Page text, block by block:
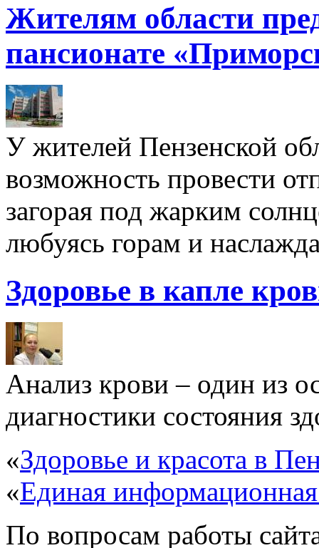
Жителям области
пансионате
У жителей Пензенской
возможность провести
загорая под жарким
любуясь горам и
Здоровье в капле
Анализ крови – один из
диагностики состояния
«Здоровье и красота в
«Единая
По вопросам работы